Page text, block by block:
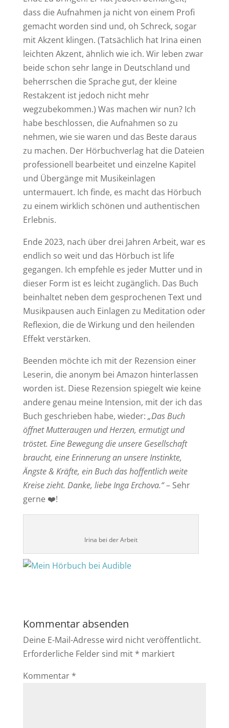
dass die Aufnahmen ja nicht von einem Profi
gemacht worden sind und, oh Schreck, sogar
mit Akzent klingen. (Tatsächlich hat Irina einen
leichten Akzent, ähnlich wie ich. Wir leben zwar
beide schon sehr lange in Deutschland und
beherrschen die Sprache gut, der kleine
Restakzent ist jedoch nicht mehr
wegzubekommen.) Was machen wir nun? Ich
habe beschlossen, die Aufnahmen so zu
nehmen, wie sie waren und das Beste daraus
zu machen. Der Hörbuchverlag hat die Dateien
professionell bearbeitet und einzelne Kapitel
und Übergänge mit Musikeinlagen
untermauert. Ich finde, es macht das Hörbuch
zu einem wirklich schönen und authentischen
Erlebnis.
Ende 2023, nach über drei Jahren Arbeit, war es
endlich so weit und das Hörbuch ist life
gegangen. Ich empfehle es jeder Mutter und in
dieser Form ist es leicht zugänglich. Das Buch
beinhaltet neben dem gesprochenen Text und
Musikpausen auch Einlagen zu Meditation oder
Reflexion, die de Wirkung und den heilenden
Effekt verstärken.
Beenden möchte ich mit der Rezension einer
Leserin, die anonym bei Amazon hinterlassen
worden ist. Diese Rezension spiegelt wie keine
andere genau meine Intension, mit der ich das
Buch geschrieben habe, wieder: „Das Buch
öffnet Mutteraugen und Herzen, ermutigt und
tröstet. Eine Bewegung die unsere Gesellschaft
braucht, eine Erinnerung an unsere Instinkte,
Ängste & Kräfte, ein Buch das hoffentlich weite
Kreise zieht. Danke, liebe Inga Erchova.“– Sehr
gerne ❤️!
Irina bei der Arbeit
Kommentar absenden
Deine E-Mail-Adresse wird nicht veröffentlicht.
Erforderliche Felder sind mit * markiert
Kommentar *